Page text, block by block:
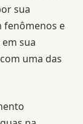
sua
fenômenos e
sua
uma das